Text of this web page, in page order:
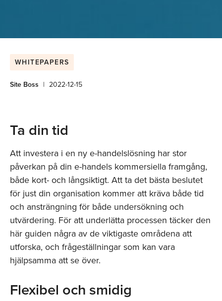
WHITEPAPERS
Site Boss | 2022-12-15
Ta din tid
Att investera i en ny e-handelslösning har stor
påverkan på din e-handels kommersiella framgång,
både kort- och långsiktigt. Att ta det bästa beslutet
för just din organisation kommer att kräva både tid
och ansträngning för både undersökning och
utvärdering. För att underlätta processen täcker den
här guiden några av de viktigaste områdena att
utforska, och frågeställningar som kan vara
hjälpsamma att se över.
Flexibel och smidig